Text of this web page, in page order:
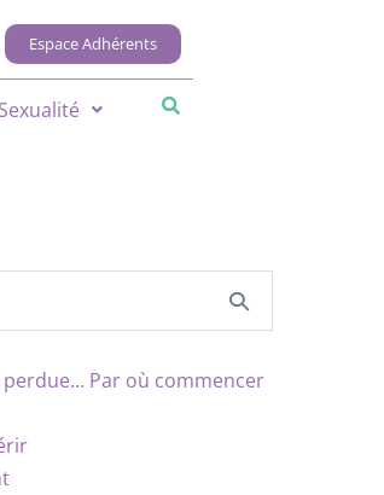
Espace Adhérents
Sexualité
perdue… Par où commencer